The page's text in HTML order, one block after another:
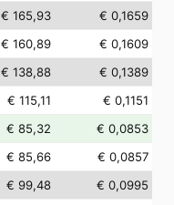
€ 165,93
€ 0,1659
€ 160,89
€ 0,1609
€ 138,88
€ 0,1389
€ 115,11
€ 0,1151
€ 85,32
€ 0,0853
€ 85,66
€ 0,0857
€ 99,48
€ 0,0995